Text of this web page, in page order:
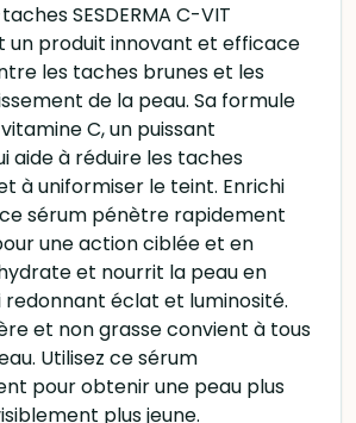
SESDERMA C-VIT
un produit innovant et efficace
les taches brunes et les
de la peau. Sa formule
C, un puissant
aide à réduire les taches
à uniformiser le teint. Enrichi
sérum pénètre rapidement
une action ciblée et en
et nourrit la peau en
redonnant éclat et luminosité.
et non grasse convient à tous
Utilisez ce sérum
pour obtenir une peau plus
plus jeune.